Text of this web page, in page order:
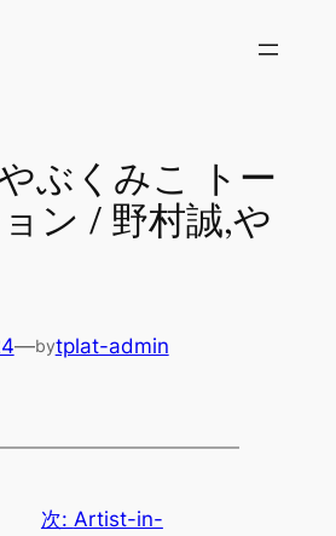
ぶくみこ トー
ン / 野村誠,や
—bytplat-admin
次: Artist-in-